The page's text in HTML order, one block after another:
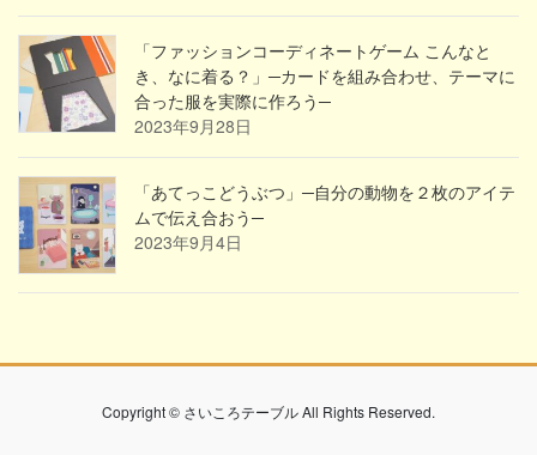
「ファッションコーディネートゲーム こんなと
き、なに着る？」─カードを組み合わせ、テーマに
合った服を実際に作ろう─
2023年9月28日
「あてっこどうぶつ」─自分の動物を２枚のアイテ
ムで伝え合おう─
2023年9月4日
Copyright © さいころテーブル All Rights Reserved.